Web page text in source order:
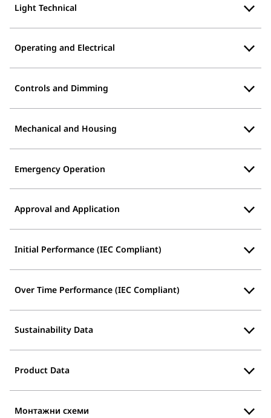
Light Technical
Operating and Electrical
Controls and Dimming
Mechanical and Housing
Emergency Operation
Approval and Application
Initial Performance (IEC Compliant)
Over Time Performance (IEC Compliant)
Sustainability Data
Product Data
Монтажни схеми